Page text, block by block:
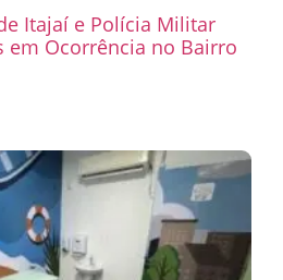
Itajaí e Polícia Militar
em Ocorrência no Bairro